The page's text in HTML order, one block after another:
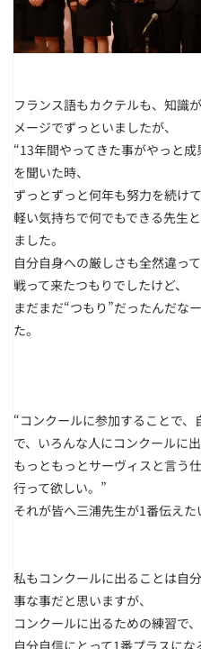
フランス語もカクテルも、知識
メージでずっといましたが、
“13年間やってきた事がやっと
を聞いた時、
ずっとずっと何年も努力を続け
軽い気持ちで何でもできる先生
ました。
自分自身への厳しさも全然違っ
戦って来たつもりでしたけど、
まだまだ“つもり”だったんだな
た。
“コンクールに参加することで
で、いろんな人にコンクールに出
もっともっとサーヴィスと言う
行って欲しい。”
それが皆へ三浦先生が1番伝えた
私もコンクールに出ることは自
事な事だと思いますが、
コンクールに出るための練習で
自分自信にとって1番プラスにな